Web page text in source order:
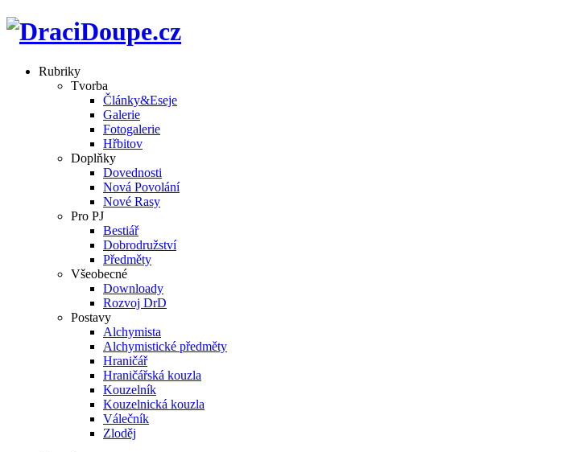
Rubriky
Tvorba
Články&Eseje
Galerie
Fotogalerie
Hřbitov
Doplňky
Dovednosti
Nová Povolání
Nové Rasy
Pro PJ
Bestiář
Dobrodružství
Předměty
Všeobecné
Downloady
Rozvoj DrD
Postavy
Alchymista
Alchymistické předměty
Hraničář
Hraničářská kouzla
Kouzelník
Kouzelnická kouzla
Válečník
Zloděj